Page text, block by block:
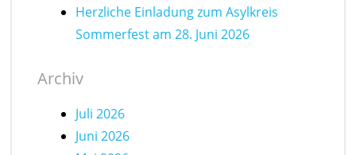
Herzliche Einladung zum Asylkreis
Sommerfest am 28. Juni 2026
Archiv
Juli 2026
Juni 2026